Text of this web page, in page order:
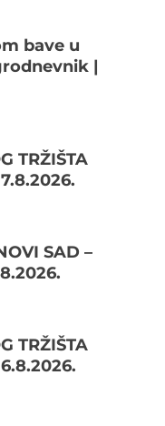
bave u
|
TRŽIŠTA
SAD –
TRŽIŠTA